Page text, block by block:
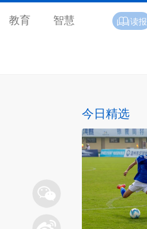
教育 智慧 读报
今日精选